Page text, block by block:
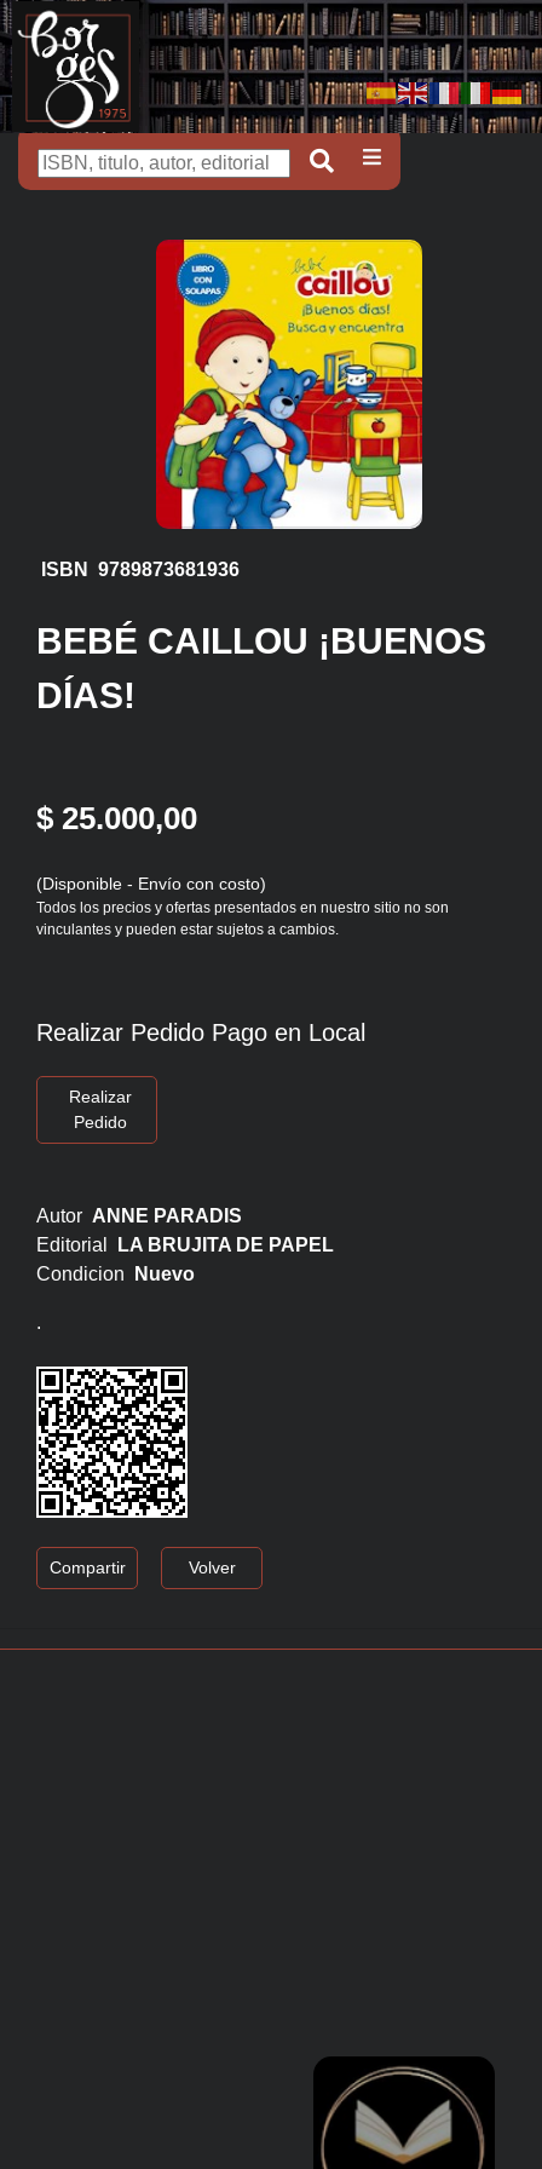
ISBN 9789873681936
BEBÉ CAILLOU ¡BUENOS
DÍAS!
$ 25.000,00
(Disponible - Envío con costo)
Todos los precios y ofertas presentados en nuestro sitio no son
vinculantes y pueden estar sujetos a cambios.
Realizar Pedido Pago en Local
Realizar
Pedido
Autor ANNE PARADIS
Editorial
LA BRUJITA DE PAPEL
Condicion
Nuevo
.
Compartir Volver